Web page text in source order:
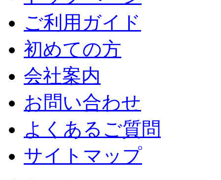
ご利用ガイド
初めての方
会社案内
お問い合わせ
よくあるご質問
サイトマップ